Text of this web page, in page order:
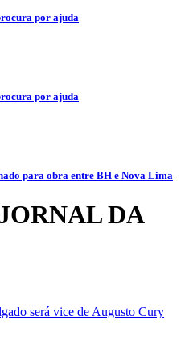
por ajuda
por ajuda
para obra entre BH e Nova Lima
DA
será vice de Augusto Cury